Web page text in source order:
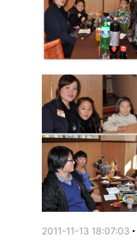
2011-11-13 18:07:03